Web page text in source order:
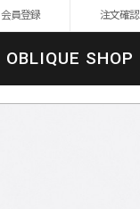
会員登録 注文確認
OBLIQUE SHOP